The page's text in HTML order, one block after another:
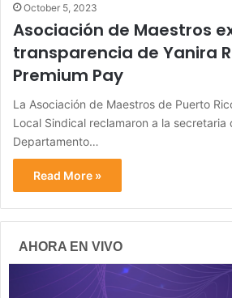
October 5, 2023
Asociación de Maestros
transparencia de Yanira
Premium Pay
La Asociación de Maestros de Puerto
Local Sindical reclamaron a la secretaria
Departamento…
Read More »
AHORA EN VIVO